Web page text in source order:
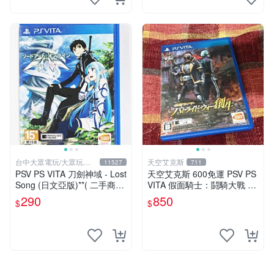
台中大眾電玩/大眾玩具
店
11527
PSV PS VITA 刀劍神域 - Lost
Song (日文亞版)**( 二手商
品)【台中大眾電玩】
$290
天空艾克斯 711
天空艾克斯 600免運 PSV PS
VITA 假面騎士：鬪騎大戰 創
生 普通版 純日版
$850